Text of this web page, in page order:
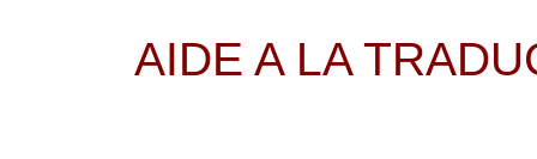
AIDE A LA